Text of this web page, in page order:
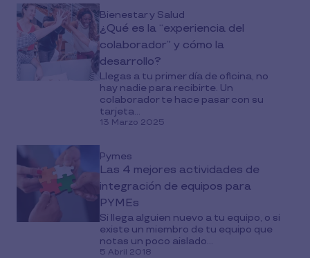
Bienestar y Salud
¿Qué es la “experiencia del
colaborador” y cómo la
desarrollo?
Llegas a tu primer día de oficina, no
hay nadie para recibirte. Un
colaborador te hace pasar con su
tarjeta...
13 Marzo 2025
Pymes
Las 4 mejores actividades de
integración de equipos para
PYMEs
Si llega alguien nuevo a tu equipo, o si
existe un miembro de tu equipo que
notas un poco aislado...
5 Abril 2018